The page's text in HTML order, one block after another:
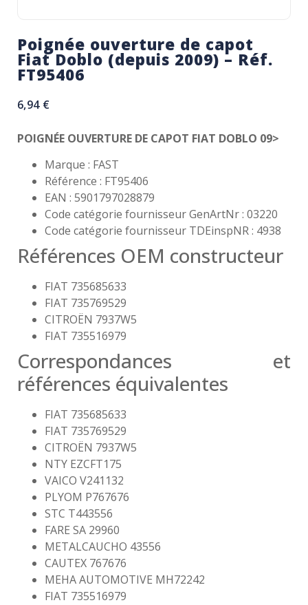
Poignée ouverture de capot
Fiat Doblo (depuis 2009) – Réf.
FT95406
6,94 €
POIGNÉE OUVERTURE DE CAPOT FIAT DOBLO 09>
Marque : FAST
Référence : FT95406
EAN : 5901797028879
Code catégorie fournisseur GenArtNr : 03220
Code catégorie fournisseur TDEinspNR : 4938
Références OEM constructeur
FIAT 735685633
FIAT 735769529
CITROËN 7937W5
FIAT 735516979
Correspondances et
références équivalentes
FIAT 735685633
FIAT 735769529
CITROËN 7937W5
NTY EZCFT175
VAICO V241132
PLYOM P767676
STC T443556
FARE SA 29960
METALCAUCHO 43556
CAUTEX 767676
MEHA AUTOMOTIVE MH72242
FIAT 735516979